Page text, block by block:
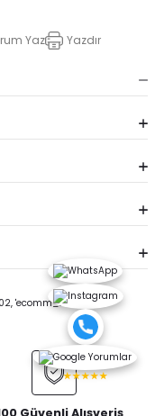
Yaz Yazdır
'ecomm_totalvalue':
Güvenli Alışveriş
★★★★★